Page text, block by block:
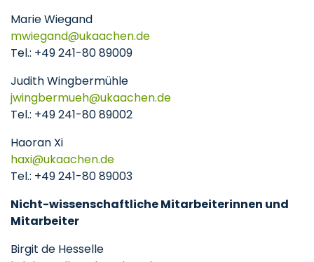
Marie Wiegand
mwiegand
ukaachende
Tel.: +49 241-80 89009
Judith Wingbermühle
jwingbermueh
ukaachende
Tel.: +49 241-80 89002
Haoran Xi
haxi
ukaachende
Tel.: +49 241-80 89003
Nicht-wissenschaftliche Mitarbeiterinnen und
Mitarbeiter
Birgit de Hesselle